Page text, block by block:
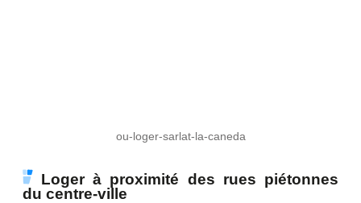
ou-loger-sarlat-la-caneda
Loger à proximité des rues piétonnes
du centre-ville